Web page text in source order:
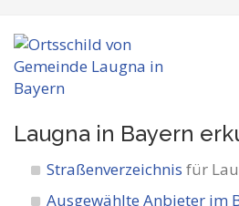
Laugna in Bayern
Straßenverzeichnis für
Ausgewählte Anbieter im